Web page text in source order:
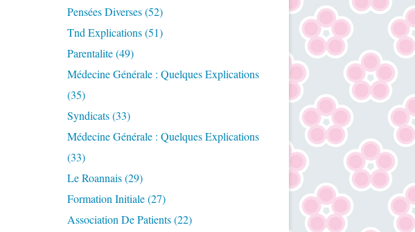
Pensées Diverses(52)
Tnd Explications(51)
Parentalite(49)
Médecine Générale : Quelques Explications
(35)
Syndicats(33)
Médecine Générale : Quelques Explications
(33)
Le Roannais(29)
Formation Initiale(27)
Association De Patients(22)